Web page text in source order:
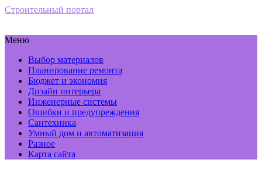
Строительный портал
Меню
Выбор материалов
Планирование ремонта
Бюджет и экономия
Дизайн интерьера
Инженерные системы
Ошибки и предупреждения
Сантехника
Умный дом и автоматизация
Разное
Карта сайта